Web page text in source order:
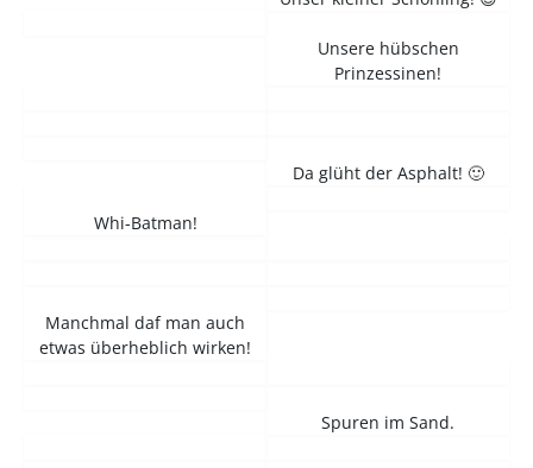
Unsere hübschen
Prinzessinen!
Da glüht der Asphalt! 🙂
Whi-Batman!
Manchmal daf man auch
etwas überheblich wirken!
Spuren im Sand.